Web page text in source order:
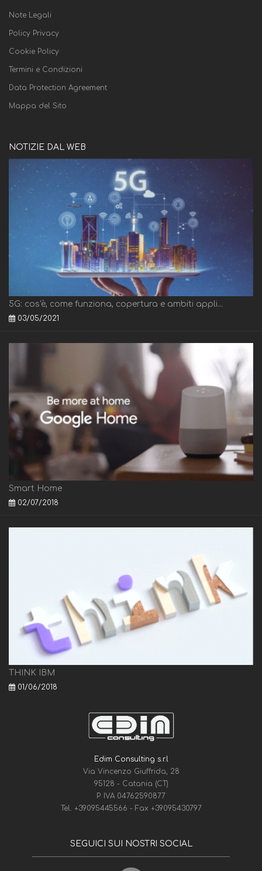
Note Legali
Policy Privacy
Cookie Policy
Termini e Condizioni
Data Protection Agreement
Mappa del Sito
NOTIZIE DAL WEB
5G: cos'è, come funziona, copertura e ambiti appli...
03/05/2021
Smart Home
02/07/2018
THINK IBM
01/06/2018
Edim Consulting s.r.l
Via Vincenzo Giuffrida, 28
95128 - Catania (CT)
P. IVA 04762590877
Tel. +39095445566 - Fax +39095430797
SEGUICI SUI NOSTRI SOCIAL